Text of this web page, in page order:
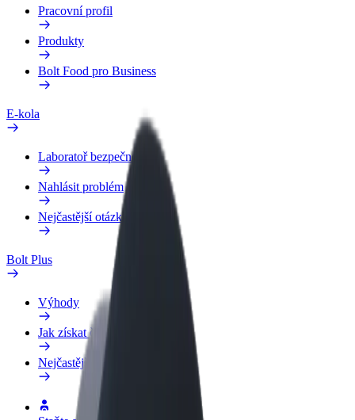
Pracovní profil
Produkty
Bolt Food pro Business
E-kola
Laboratoř bezpečnosti
Nahlásit problém
Nejčastější otázky
Bolt Plus
Výhody
Jak získat členství
Nejčastější otázky